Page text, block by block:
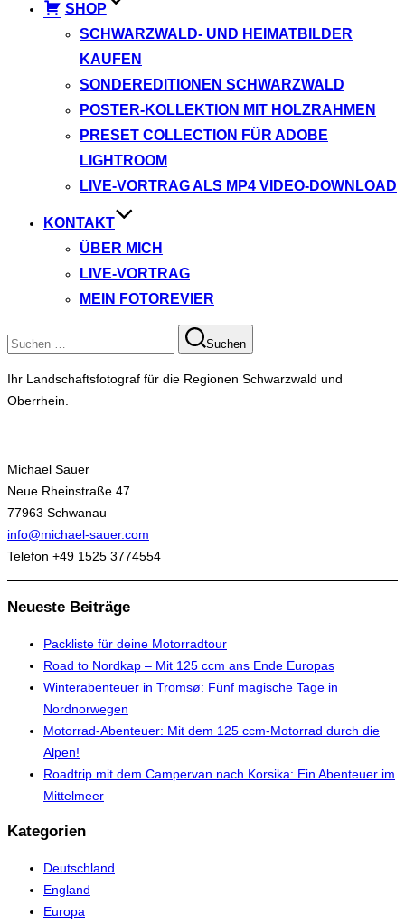
SHOP
SCHWARZWALD- UND HEIMATBILDER
KAUFEN
SONDEREDITIONEN SCHWARZWALD
POSTER-KOLLEKTION MIT HOLZRAHMEN
PRESET COLLECTION FÜR ADOBE
LIGHTROOM
LIVE-VORTRAG ALS MP4 VIDEO-DOWNLOAD
KONTAKT
ÜBER MICH
LIVE-VORTRAG
MEIN FOTOREVIER
Suchen
nach:
Suchen
Ihr Landschaftsfotograf für die Regionen Schwarzwald und
Oberrhein.
Michael Sauer
Neue Rheinstraße 47
77963 Schwanau
info@michael-sauer.com
Telefon +49 1525 3774554
Neueste Beiträge
Packliste für deine Motorradtour
Road to Nordkap – Mit 125 ccm ans Ende Europas
Winterabenteuer in Tromsø: Fünf magische Tage in
Nordnorwegen
Motorrad-Abenteuer: Mit dem 125 ccm-Motorrad durch die
Alpen!
Roadtrip mit dem Campervan nach Korsika: Ein Abenteuer im
Mittelmeer
Kategorien
Deutschland
England
Europa